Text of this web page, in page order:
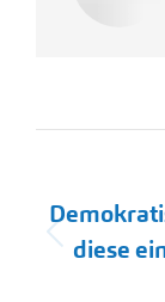
diese